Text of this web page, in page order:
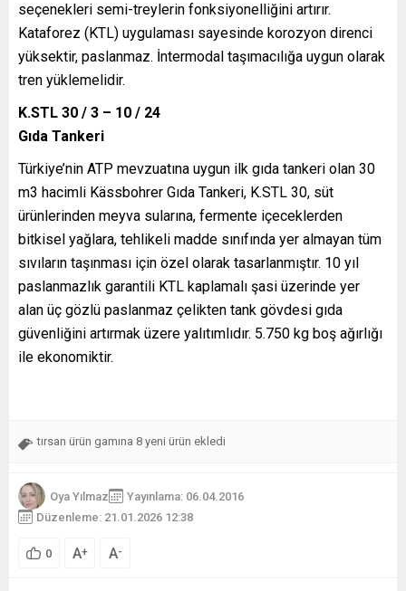
seçenekleri semi-treylerin fonksiyonelliğini artırır.
Kataforez (KTL) uygulaması sayesinde korozyon direnci
yüksektir, paslanmaz. İntermodal taşımacılığa uygun olarak
tren yüklemelidir.
K.STL 30 / 3 – 10 / 24
Gıda Tankeri
Türkiye’nin ATP mevzuatına uygun ilk gıda tankeri olan 30
m3 hacimli Kässbohrer Gıda Tankeri, K.STL 30, süt
ürünlerinden meyva sularına, fermente içeceklerden
bitkisel yağlara, tehlikeli madde sınıfında yer almayan tüm
sıvıların taşınması için özel olarak tasarlanmıştır. 10 yıl
paslanmazlık garantili KTL kaplamalı şasi üzerinde yer
alan üç gözlü paslanmaz çelikten tank gövdesi gıda
güvenliğini artırmak üzere yalıtımlıdır. 5.750 kg boş ağırlığı
ile ekonomiktir.
tırsan ürün gamına 8 yeni ürün ekledi
Oya Yılmaz
Yayınlama: 06.04.2016
Düzenleme: 21.01.2026 12:38
0 A+ A-